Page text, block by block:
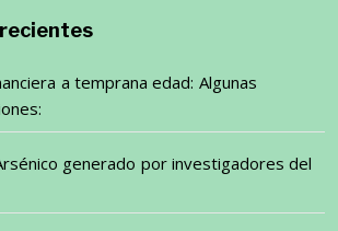
a temprana edad: Algunas
generado por investigadores del